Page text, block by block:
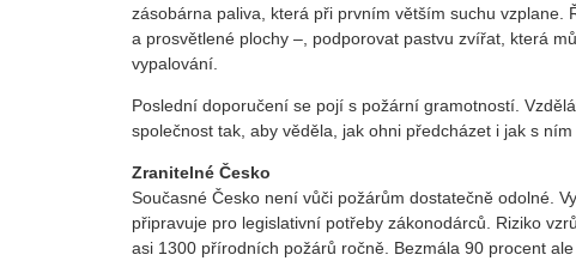
zásobárna paliva, která při prvním větším suchu vzplane.
a prosvětlené plochy –, podporovat pastvu zvířat, která
vypalování.
Poslední doporučení se pojí s požární gramotností.
společnost tak, aby věděla, jak ohni předcházet i jak s
Zranitelné Česko
Současné Česko není vůči požárům dostatečně odolné.
připravuje pro legislativní potřeby zákonodárců. Riziko
asi 1300 přírodních požárů ročně. Bezmála 90 procent